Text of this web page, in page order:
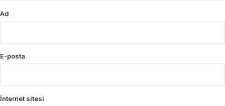
Ad
E-posta
İnternet sitesi